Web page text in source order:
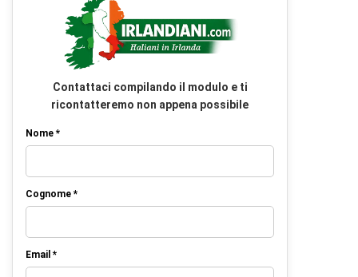
Contattaci compilando il modulo e ti
ricontatteremo non appena possibile
Nome *
Cognome *
Email *